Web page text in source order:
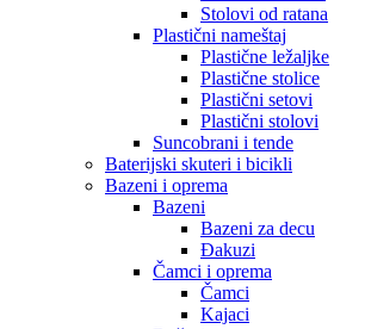
Stolovi od ratana
Plastični nameštaj
Plastične ležaljke
Plastične stolice
Plastični setovi
Plastični stolovi
Suncobrani i tende
Baterijski skuteri i bicikli
Bazeni i oprema
Bazeni
Bazeni za decu
Đakuzi
Čamci i oprema
Čamci
Kajaci